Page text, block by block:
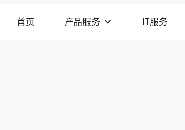
首页 产品服务 IT服务